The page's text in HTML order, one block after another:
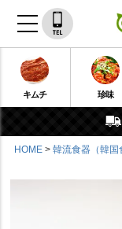
キムチ 珍味
HOME 韓流食器（韓国